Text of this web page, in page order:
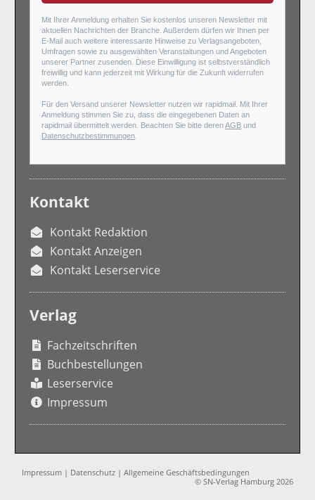
Mit Ihrer Anmeldung erhalten Sie kostenlos unseren Newsletter mit
aktuellen Nachrichten der Branche. Außerdem dürfen wir Ihnen per
E-Mail auch weitere interessante Hinweise zu Verlagsangeboten,
Umfragen sowie zu ausgewählten Veranstaltungen und Angeboten
unserer Partner zusenden. Diese Einwilligung ist selbstverständlich
freiwillig und kann jederzeit mit Wirkung für die Zukunft widerrufen
werden.
Für den Versand unserer Newsletter nutzen wir rapidmail. Mit Ihrer
Anmeldung stimmen Sie zu, dass die eingegebenen Daten an
rapidmail übermittelt werden. Beachten Sie bitte derenAGB und
Datenschutzbestimmungen
Kontakt
Kontakt Redaktion
Kontakt Anzeigen
Kontakt Leserservice
Verlag
Fachzeitschriften
Buchbestellungen
Leserservice
Impressum
Impressum | Datenschutz |Allgemeine Geschäftsbedingungen
© SN-Verlag Hamburg 2026